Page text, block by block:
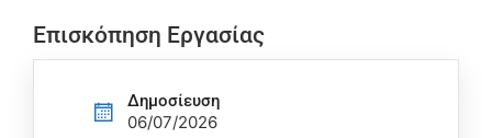
Επισκόπηση Εργασίας
Δημοσίευση
06/07/2026